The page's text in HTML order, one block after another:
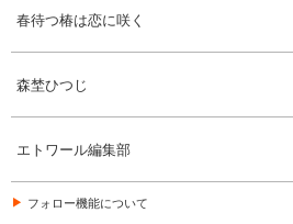
続巻入荷
春待つ椿は恋に咲く
森埜ひつじ
エトワール編集部
フォロー機能について